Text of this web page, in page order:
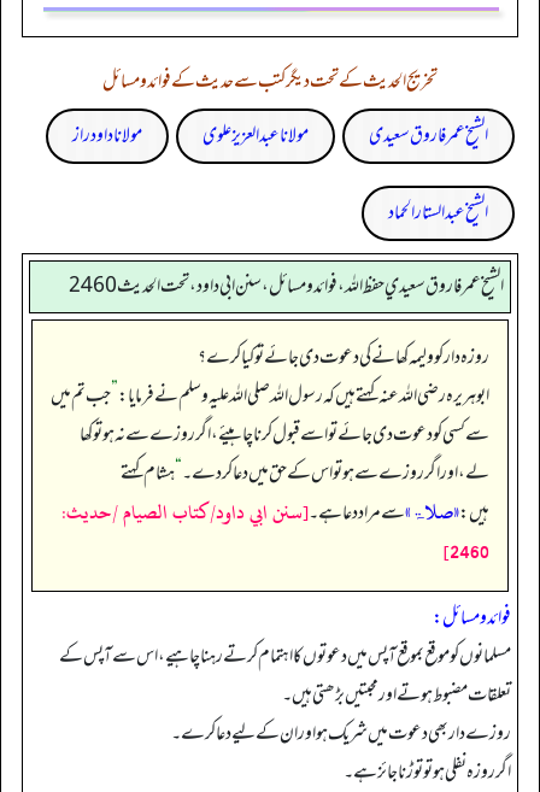
تخریج الحدیث کے تحت دیگر کتب سے حدیث کے فوائد و مسائل
الشیخ عمر فاروق سعیدی
مولانا عبد العزیز علوی مولانا داود راز
الشیخ عبدالستار الحماد
الشيخ عمر فاروق سعيدي حفظ الله، فوائد و مسائل، سنن ابي داود ، تحت الحديث 2460
روزہ دار کو ولیمہ کھانے کی دعوت دی جائے تو کیا کرے؟
ابوہریرہ رضی اللہ عنہ کہتے ہیں کہ رسول اللہ صلی اللہ علیہ وسلم نے فرمایا:”جب تم میں
سے کسی کو دعوت دی جائے تو اسے قبول کرنا چاہیئے، اگر روزے سے نہ ہو تو کھا
لے، اور اگر روزے سے ہو تو اس کے حق میں دعا کر دے۔‏‏‏‏“ہشام کہتے
ہیں:«صلاۃ»سے مراد دعا ہے۔[سنن ابي داود/كتاب الصيام /حدیث:
2460]
فوائد ومسائل:
مسلمانوں کو موقع بموقع آپس میں دعوتوں کا اہتمام کرتے رہنا چاہیے، اس سے آپس کے
تعلقات مضبوط ہوتے اور محبتیں بڑھتی ہیں۔
روزے دار بھی دعوت میں شریک ہو اور ان کے لیے دعا کرے۔
اگر روزہ نفلی ہو تو توڑنا جائز ہے۔